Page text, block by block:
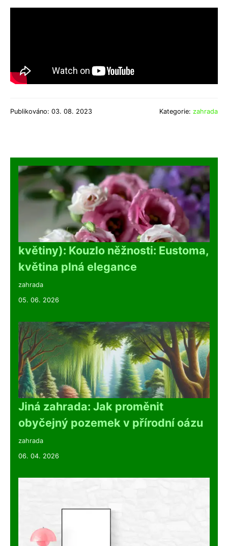
Publikováno: 03. 08. 2023 Kategorie: zahrada
květiny): Kouzlo něžnosti: Eustoma,
květina plná elegance
zahrada
05. 06. 2026
Jiná zahrada: Jak proměnit
obyčejný pozemek v přírodní oázu
zahrada
06. 04. 2026